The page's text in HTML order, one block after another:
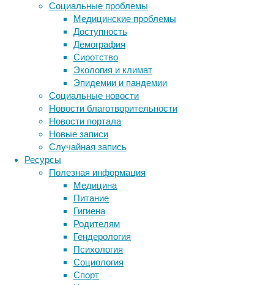
Социальные проблемы
Медицинские проблемы
Доступность
Демография
Сиротство
Экология и климат
Эпидемии и пандемии
Социальные новости
Новости благотворительности
Новости портала
Новые записи
Случайная запись
Ресурсы
Полезная информация
Медицина
Питание
Гигиена
Родителям
Гендерология
Психология
Социология
Спорт
расстройствами
аутистического
спектра
(РАС),
умственной
отсталостью
нарушениями
Ранее
уже
выяснили,
что
ген
Foxp1